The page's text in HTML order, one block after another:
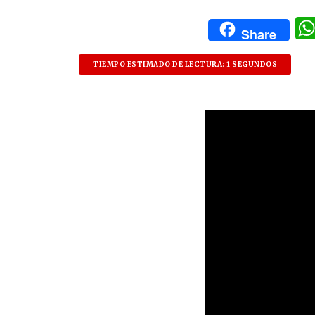
Share
TIEMPO ESTIMADO DE LECTURA: 1 SEGUNDOS